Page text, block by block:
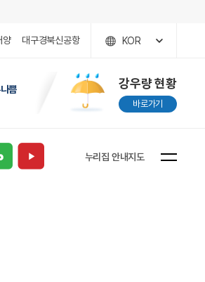
양 대구경북신공항 KOR
쁨
강우량 현황
바로가기
누리집 안내지도